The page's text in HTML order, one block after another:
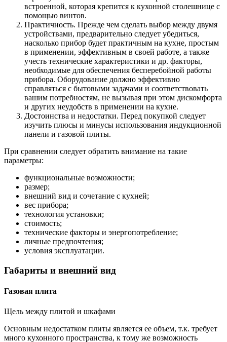
встроенной, которая крепится к кухонной столешнице с
помощью винтов.
Практичность. Прежде чем сделать выбор между двумя
устройствами, предварительно следует убедиться,
насколько прибор будет практичным на кухне, простым
в применении, эффективным в своей работе, а также
учесть технические характеристики и др. факторы,
необходимые для обеспечения бесперебойной работы
прибора. Оборудование должно эффективно
справляться с бытовыми задачами и соответствовать
вашим потребностям, не вызывая при этом дискомфорта
и других неудобств в применении на кухне.
Достоинства и недостатки. Перед покупкой следует
изучить плюсы и минусы использования индукционной
панели и газовой плиты.
При сравнении следует обратить внимание на такие
параметры:
функциональные возможности;
размер;
внешний вид и сочетание с кухней;
вес прибора;
технология установки;
стоимость;
технические факторы и энергопотребление;
личные предпочтения;
условия эксплуатации.
Габариты и внешний вид
Газовая плита
Щель между плитой и шкафами
Основным недостатком плиты является ее объем, т.к. требует
много кухонного пространства, к тому же возможность